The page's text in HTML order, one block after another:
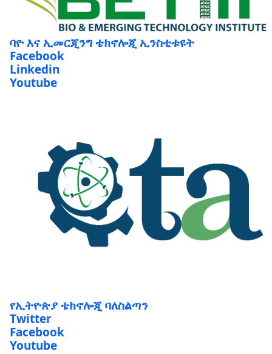
ባዮ እና ኢመርጂንግ ቴክኖሎጂ ኢንስቲቱዩት
Facebook
Linkedin
Youtube
የኢትዮጵያ ቴክኖሎጂ ባለስልጣን
Twitter
Facebook
Youtube